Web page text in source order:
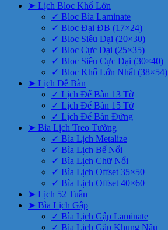
➤ Lịch Bloc Khổ Lớn
✓ Bloc Bìa Laminate
✓ Bloc Đại ĐB (17×24)
✓ Bloc Siêu Đại (20×30)
✓ Bloc Cực Đại (25×35)
✓ Bloc Siêu Cực Đại (30×40)
✓ Bloc Khổ Lớn Nhất (38×54)
➤ Lịch Để Bàn
✓ Lịch Để Bàn 13 Tờ
✓ Lịch Để Bàn 15 Tờ
✓ Lịch Để Bàn Đứng
➤ Bìa Lịch Treo Tường
✓ Bìa Lịch Metalize
✓ Bìa Lịch Bế Nổi
✓ Bìa Lịch Chữ Nổi
✓ Bìa Lịch Offset 35×50
✓ Bìa Lịch Offset 40×60
➤ Lịch 52 Tuần
➤ Bìa Lịch Gập
✓ Bìa Lịch Gập Laminate
✓ Bìa Lịch Gập Khung Nâu